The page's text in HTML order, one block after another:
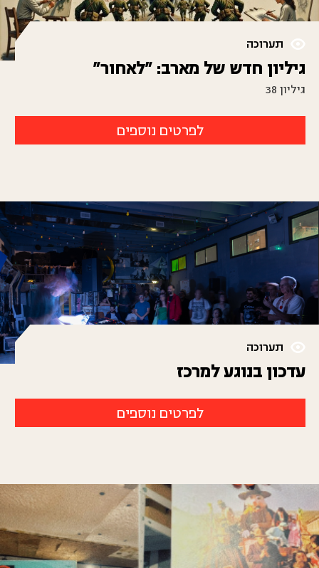
תערוכה
גיליון חדש של מארב: "לאחור"
גיליון 38
לפרטים נוספים
תערוכה
עדכון בנוגע למרכז
לפרטים נוספים